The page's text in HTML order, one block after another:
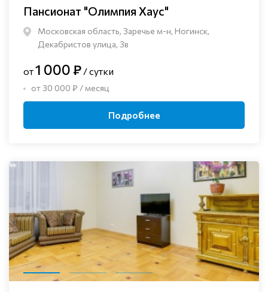
Пансионат "Олимпия Хаус"
Московская область, Заречье м-н, Ногинск, ​
Декабристов улица, 3в
от1 000 ₽ / сутки
от 30 000 ₽ / месяц
Подробнее